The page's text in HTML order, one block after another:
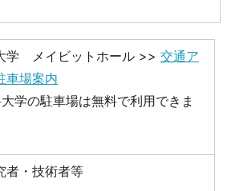
学 メイビットホール >> 交通ア
車場案内
学の駐車場は無料で利用できま
者・技術者等